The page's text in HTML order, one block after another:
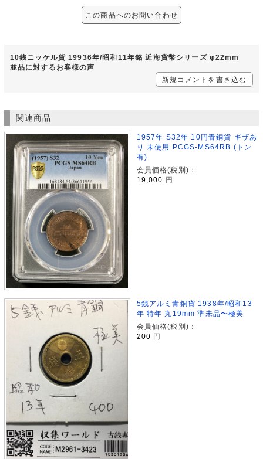
この商品へのお問い合わせ
10銭ニッケル貨 19936年/昭和11年銘 近海貨幣シリーズ φ22mm
並品に対するお客様の声
新規コメントを書き込む
関連商品
1957年 S32年 10円青銅貨 ギザあ
り 未使用 PCGS-MS64RB (トン
有)
会員価格(税別)：
19,000
円
5銭アルミ青銅貨 1938年/昭和13
年 特年 丸19mm 準未品〜極美
会員価格(税別)：
200 円